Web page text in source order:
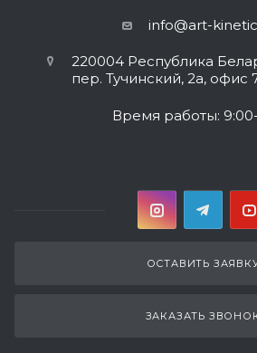
info@art-
220004 Республика
пер. Тучинский, 2а, офис
Время работы:
ОСТАВИТЬ
ЗАКАЗАТЬ